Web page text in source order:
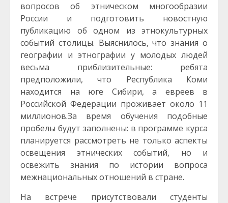
вопросов об этническом многообразии
России и подготовить новостную
публикацию об одном из этнокультурных
событий столицы. Выяснилось, что знания о
географии и этнографии у молодых людей
весьма приблизительные: ребята
предположили, что Республика Коми
находится на юге Сибири, а евреев в
Российской Федерации проживает около 11
миллионов.За время обучения подобные
пробелы будут заполнены: в программе курса
планируется рассмотреть не только аспекты
освещения этнических событий, но и
освежить знания по истории вопроса
межнациональных отношений в стране.
На встрече присутствовали студенты